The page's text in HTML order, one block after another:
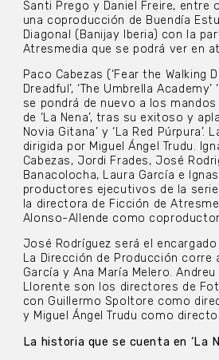
Santi Prego y Daniel Freire, entre
una coproducción de Buendía
Diagonal (Banijay Iberia) con la
Atresmedia que se podrá ver en
Paco Cabezas (‘Fear the Walking
Dreadful’, ‘The Umbrella Academy’
se pondrá de nuevo a los
de ‘La Nena’, tras su exitoso y
Novia Gitana’ y ‘La Red Púrpura’.
dirigida por Miguel Ángel Trudu.
Cabezas, Jordi Frades, José
Banacolocha, Laura García e
productores ejecutivos de la
la directora de Ficción de
Alonso-Allende como
José Rodríguez será el
La Dirección de Producción corre
García y Ana María Melero.
Llorente son los directores de
con Guillermo Spoltore como
y Miguel Ángel Trudu como
La historia que se cuenta en ‘La